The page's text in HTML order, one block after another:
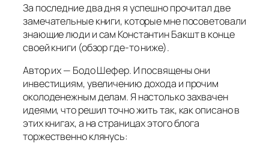
За последние два дня я успешно прочитал две
замечательные книги, которые мне посоветовали
знающие люди и сам Константин Бакшт в конце
своей книги (обзор где-то ниже).
Автор их — Бодо Шефер. И посвящены они
инвестициям, увеличению дохода и прочим
околоденежным делам. Я настолько захвачен
идеями, что решил точно жить так, как описано в
этих книгах, а на страницах этого блога
торжественно клянусь: